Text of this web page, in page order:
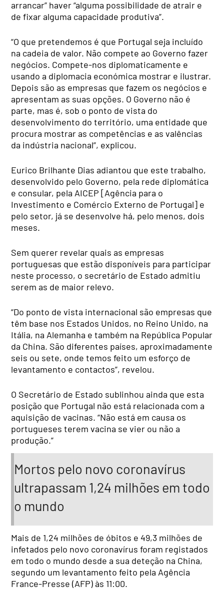
arrancar” haver “alguma possibilidade de atrair e
de fixar alguma capacidade produtiva”.
“O que pretendemos é que Portugal seja incluído
na cadeia de valor. Não compete ao Governo fazer
negócios. Compete-nos diplomaticamente e
usando a diplomacia económica mostrar e ilustrar.
Depois são as empresas que fazem os negócios e
apresentam as suas opções. O Governo não é
parte, mas é, sob o ponto de vista do
desenvolvimento do território, uma entidade que
procura mostrar as competências e as valências
da indústria nacional”, explicou.
Eurico Brilhante Dias adiantou que este trabalho,
desenvolvido pelo Governo, pela rede diplomática
e consular, pela AICEP [Agência para o
Investimento e Comércio Externo de Portugal] e
pelo setor, já se desenvolve há, pelo menos, dois
meses.
Sem querer revelar quais as empresas
portuguesas que estão disponíveis para participar
neste processo, o secretário de Estado admitiu
serem as de maior relevo.
“Do ponto de vista internacional são empresas que
têm base nos Estados Unidos, no Reino Unido, na
Itália, na Alemanha e também na República Popular
da China. São diferentes países, aproximadamente
seis ou sete, onde temos feito um esforço de
levantamento e contactos”, revelou.
O Secretário de Estado sublinhou ainda que esta
posição que Portugal não está relacionada com a
aquisição de vacinas. “Não está em causa os
portugueses terem vacina se vier ou não a
produção.”
Mortos pelo novo coronavírus
ultrapassam 1,24 milhões em todo
o mundo
Mais de 1,24 milhões de óbitos e 49,3 milhões de
infetados pelo novo coronavírus foram registados
em todo o mundo desde a sua deteção na China,
segundo um levantamento feito pela Agência
France-Presse (AFP) às 11:00.